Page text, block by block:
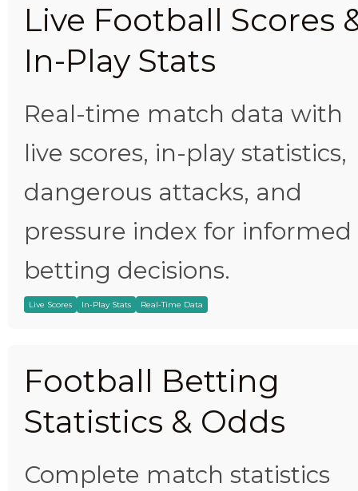
Live Football Scores
In-Play Stats
Real-time match data with
live scores, in-play statistics,
dangerous attacks, and
pressure index for informed
betting decisions.
Live Scores In-Play Stats Real-Time Data
Football Betting
Statistics & Odds
Complete match statistics